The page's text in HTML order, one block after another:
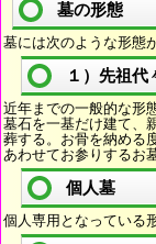
墓の形態
墓には次のような形態
１）先祖代
近年までの一般的な形
墓石を一基だけ建て、
葬する。お骨を納める
あわせてお参りするお墓
個人墓
個人専用となっている